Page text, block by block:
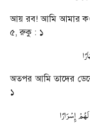
আয় রব! আমি আমার
৫, রুকু : ১
অতপর আমি তাদের
১
لَهُمْإِسْرَارًا